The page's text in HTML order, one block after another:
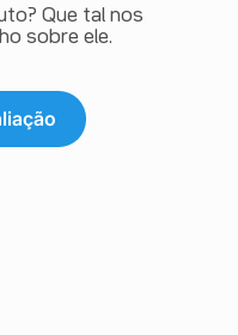
Que tal nos
sobre ele.